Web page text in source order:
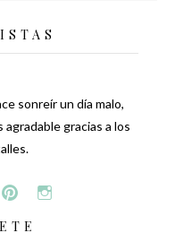
sonreír un día malo,
gracias a los